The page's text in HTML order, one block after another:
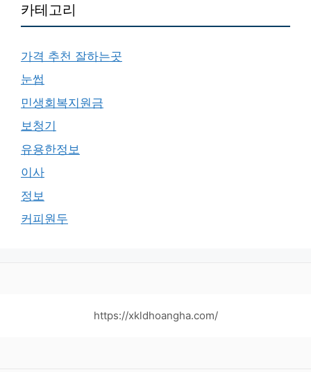
카테고리
가격 추천 잘하는곳
눈썹
민생회복지원금
보청기
유용한정보
이사
정보
커피원두
https://xkldhoangha.com/